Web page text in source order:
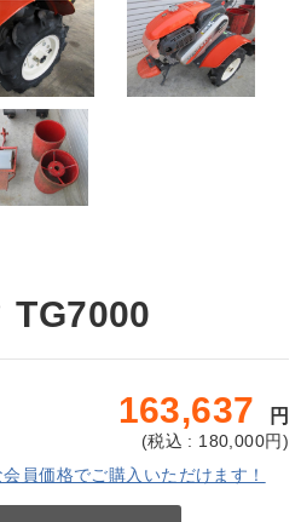
TG7000
163,637 円
(税込 : 180,000円)
員価格でご購入いただけます！